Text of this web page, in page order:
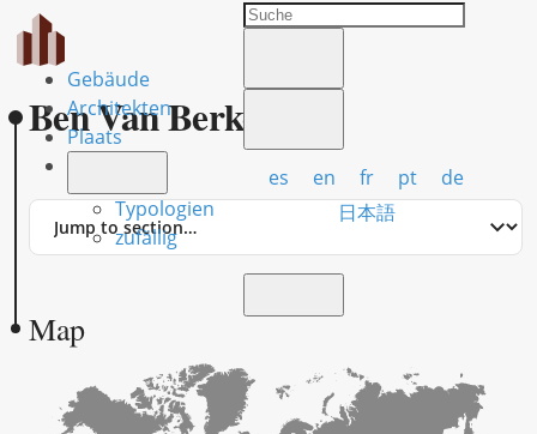
Gebäude
Architekten
Plaats
Typologien
zufällig
es en fr pt
de
日本語
Ben Van Berkel
Jump
Map